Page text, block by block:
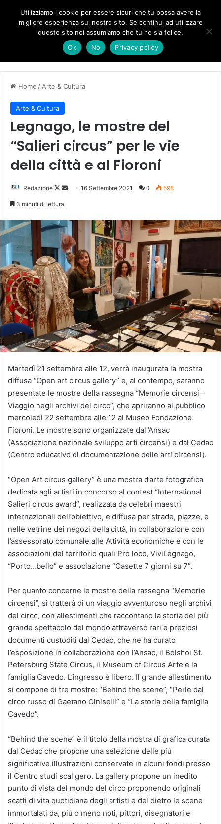
Forza Italia, il legnaghese Donà nella segreteria regionale
Home / Arte & Cultura
Arte & Cultura
Legnago, le mostre del
“Salieri circus” per le vie
della città e al Fioroni
Redazione
Follow
Invia 16 Settembre 2021 0 598
3 minuti di lettura
Martedì 21 settembre alle 12, verrà inaugurata la mostra
diffusa “Open art circus gallery” e, al contempo, saranno
presentate le mostre della rassegna “Memorie circensi –
Viaggio negli archivi del circo”, che apriranno al pubblico
mercoledì 22 settembre alle 12 al Museo Fondazione
Fioroni. Le mostre sono organizzate dall’Ansac
(Associazione nazionale sviluppo arti circensi) e dal Cedac
(Centro educativo di documentazione delle arti circensi).
“Open Art circus gallery” è una mostra d’arte fotografica
dedicata agli artisti in concorso al contest “International
Salieri circus award”, realizzata da celebri maestri
internazionali dell’obiettivo, e diffusa per strade, piazze, e
nelle vetrine dei negozi della città, in collaborazione con
l’assessorato comunale alle Attività economiche e con le
associazioni del territorio quali Pro loco, ViviLegnago,
“Porto…bello” e associazione “Casette 7 giorni su 7”.
Per quanto concerne le mostre della rassegna “Memorie
circensi”, si tratterà di un viaggio avventuroso negli archivi
del circo, con allestimenti che raccontano la storia del più
grande spettacolo del mondo attraverso rari e preziosi
documenti custoditi dal Cedac, che ne ha curato
l’esposizione in collaborazione con l’Ansac, il Bolshoi St.
Petersburg State Circus, il Museum of Circus Arte e la
famiglia Cavedo. L’ingresso è libero. Il grande allestimento
si compone di tre mostre: “Behind the scene”, “Perle dal
circo russo di Gaetano Ciniselli” e “La storia della famiglia
Cavedo”.
“Behind the scene” è il titolo della mostra di grafica curata
dal Cedac che propone una selezione delle più
significative illustrazioni conservate in alcuni fondi presso
il Centro studi scaligero. La gallery propone un inedito
punto di vista del mondo del circo proponendo originali
scatti di vita quotidiana degli artisti e del dietro le scene
immortalati da, più o meno noti, pittori, disegnatori e
Utilizziamo i cookie per essere sicuri che tu possa avere la
migliore esperienza sul nostro sito. Se continui ad utilizzare
questo sito noi assumiamo che tu ne sia felice.
Ok
No Privacy policy